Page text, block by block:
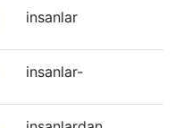
insanlar
insanlar-